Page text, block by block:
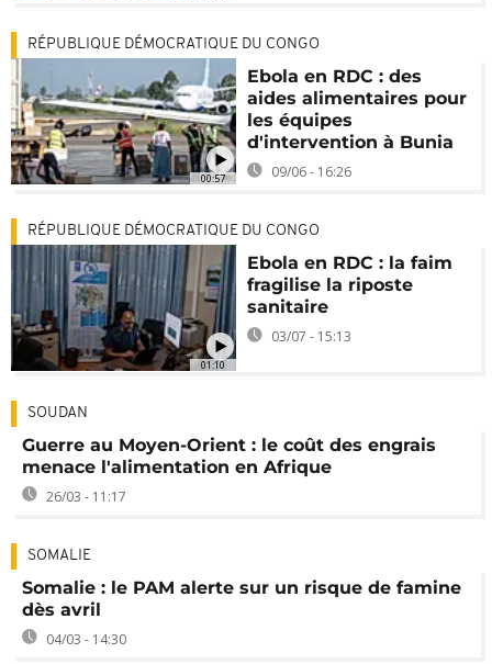
00:57
RÉPUBLIQUE DÉMOCRATIQUE DU CONGO
Ebola en RDC : des
aides alimentaires pour
les équipes
d'intervention à Bunia
09/06 - 16:26
01:10
RÉPUBLIQUE DÉMOCRATIQUE DU CONGO
Ebola en RDC : la faim
fragilise la riposte
sanitaire
03/07 - 15:13
SOUDAN
Guerre au Moyen-Orient : le coût des engrais
menace l'alimentation en Afrique
26/03 - 11:17
SOMALIE
Somalie : le PAM alerte sur un risque de famine
dès avril
04/03 - 14:30